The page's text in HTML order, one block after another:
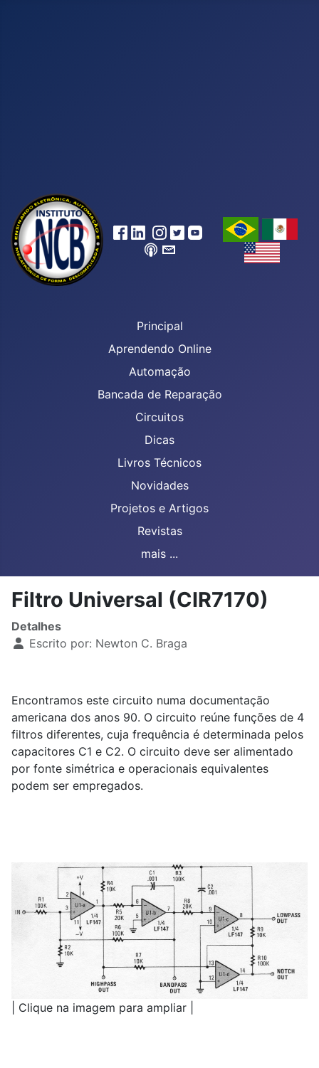
Principal
Aprendendo Online
Automação
Bancada de Reparação
Circuitos
Dicas
Livros Técnicos
Novidades
Projetos e Artigos
Revistas
mais ...
Filtro Universal (CIR7170)
Detalhes
Escrito por: Newton C. Braga
Encontramos este circuito numa documentação
americana dos anos 90. O circuito reúne funções de 4
filtros diferentes, cuja frequência é determinada pelos
capacitores C1 e C2. O circuito deve ser alimentado
por fonte simétrica e operacionais equivalentes
podem ser empregados.
| Clique na imagem para ampliar |